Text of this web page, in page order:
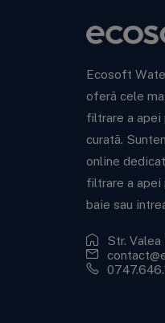
Ecosoft
oferă cele
filtrare a apei
curată.
online
filtrare a apei
baie sau
Str.